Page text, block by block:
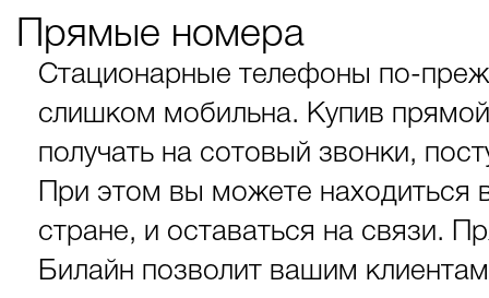
Прямые номера
Стационарные телефоны по-
слишком мобильна. Купив
получать на сотовый звонки,
При этом вы можете находиться
стране, и оставаться на связи.
Билайн позволит вашим